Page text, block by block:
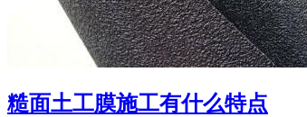
糙面土工膜施工有什么特点